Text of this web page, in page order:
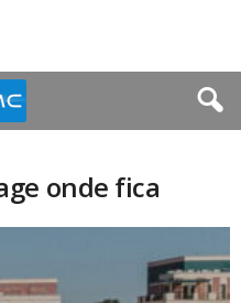
onde fica